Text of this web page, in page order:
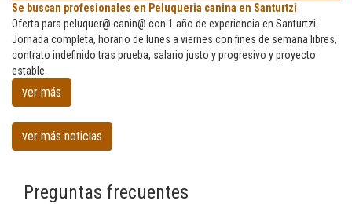
Se
buscan
profesionales
en
Peluqueria
Se buscan profesionales en Peluqueria canina en Santurtzi
Oferta para peluquer@ canin@ con 1 año de experiencia en Santurtzi.
Jornada completa, horario de lunes a viernes con fines de semana libres,
contrato indefinido tras prueba, salario justo y progresivo y proyecto
estable.
ver más
ver más noticias
Preguntas frecuentes